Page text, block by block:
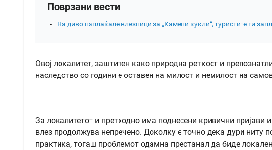
Поврзани вести
На диво наплаќале влезници за „Камени кукли“, туристите ги
Овој локалитет, заштитен како природна реткост и
наследство со години е оставен на милост и немилост на
За локалитетот и претходно има поднесени кривични пријави
влез продолжува непречено. Доколку е точно дека дури ниту
практика, тогаш проблемот одамна престанал да биде